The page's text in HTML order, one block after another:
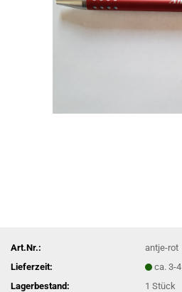
Art.Nr.:
antje-rot
Lieferzeit:
ca. 3-
Lagerbestand:
1Stück